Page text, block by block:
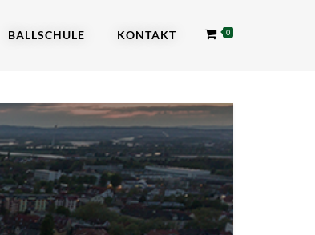
0
BALLSCHULE KONTAKT